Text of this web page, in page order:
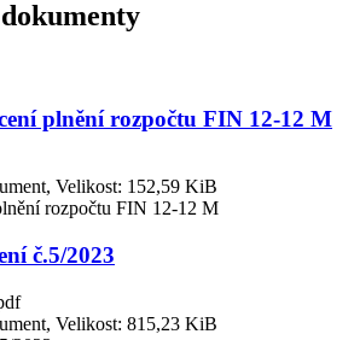
plnění rozpočtu FIN 12-12 M
Velikost: 152,59 KiB
rozpočtu FIN 12-12 M
č.5/2023
Velikost: 815,23 KiB